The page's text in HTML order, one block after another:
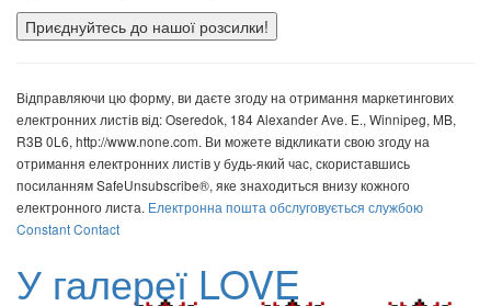
контакту.
Будь
ласка,
залиште
це
поле
порожнім.
Відправляючи цю форму, ви даєте згоду на отримання маркетингових
електронних листів від: Oseredok, 184 Alexander Ave. E., Winnipeg, MB,
R3B 0L6, http://www.none.com. Ви можете відкликати свою згоду на
отримання електронних листів у будь-який час, скориставшись
посиланням SafeUnsubscribe®, яке знаходиться внизу кожного
електронного листа. Електронна пошта обслуговується службою
Constant Contact
У галереї LOVE